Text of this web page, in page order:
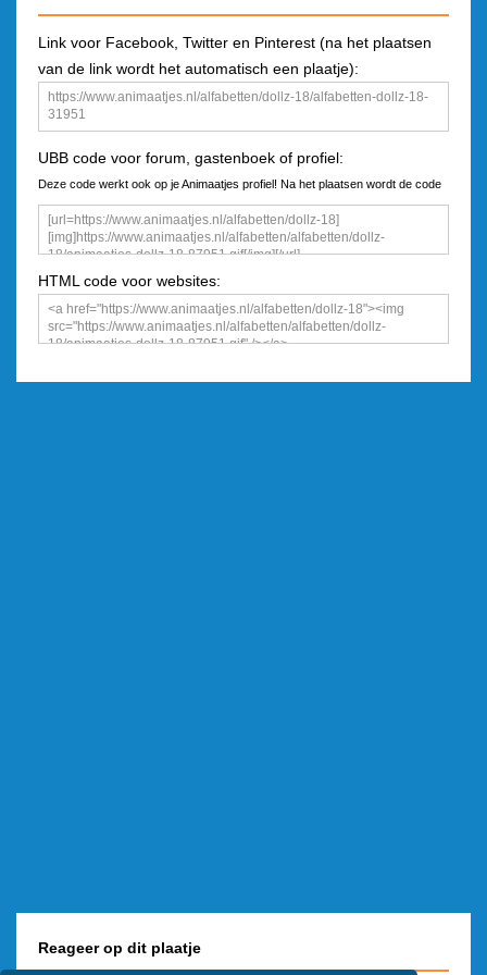
Link voor Facebook, Twitter en Pinterest (na het plaatsen
van de link wordt het automatisch een plaatje):
UBB code voor forum, gastenboek of profiel:
Deze code werkt ook op je Animaatjes profiel! Na het plaatsen wordt de code
een plaatje
HTML code voor websites:
Reageer op dit plaatje